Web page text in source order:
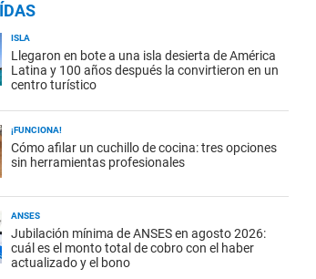
ISLA
Llegaron en bote a una isla desierta de América
Latina y 100 años después la convirtieron en un
centro turístico
¡FUNCIONA!
Cómo afilar un cuchillo de cocina: tres opciones
sin herramientas profesionales
ANSES
Jubilación mínima de ANSES en agosto 2026:
cuál es el monto total de cobro con el haber
actualizado y el bono